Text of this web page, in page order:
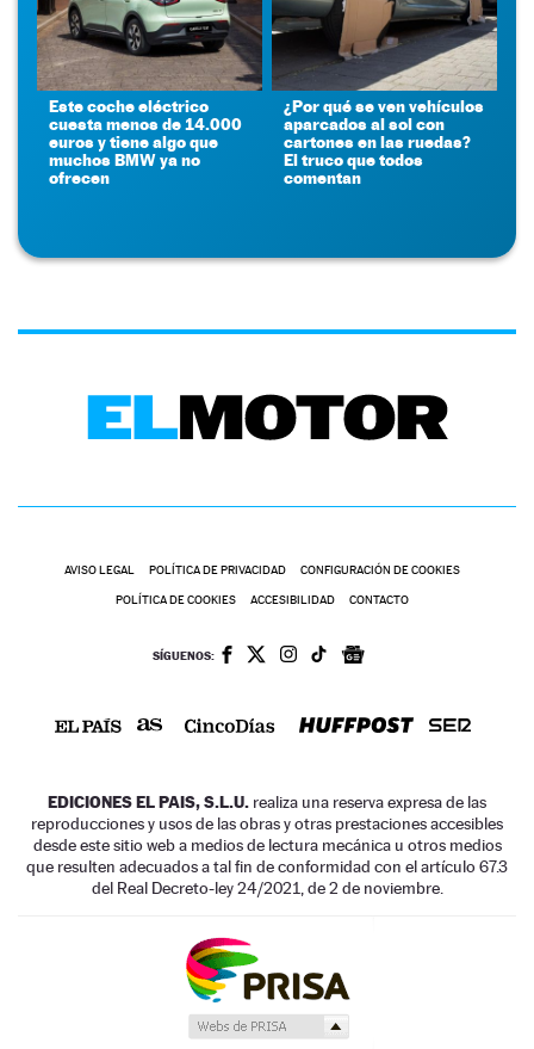
Este coche eléctrico
cuesta menos de 14.000
euros y tiene algo que
muchos BMW ya no
ofrecen
¿Por qué se ven vehículos
aparcados al sol con
cartones en las ruedas?
El truco que todos
comentan
AVISO LEGAL POLÍTICA DE PRIVACIDAD CONFIGURACIÓN DE COOKIES
POLÍTICA DE COOKIES ACCESIBILIDAD CONTACTO
SÍGUENOS:
EDICIONES EL PAIS, S.L.U. realiza una reserva expresa de las
reproducciones y usos de las obras y otras prestaciones accesibles
desde este sitio web a medios de lectura mecánica u otros medios
que resulten adecuados a tal fin de conformidad con el artículo 67.3
del Real Decreto-ley 24/2021, de 2 de noviembre.